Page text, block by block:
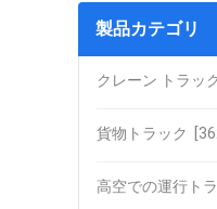
製品カテゴリ
クレーン トラッ
貨物トラック
高空での運行ト